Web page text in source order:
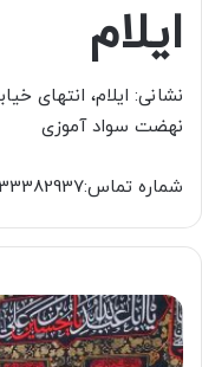
ایلام
نشانی: ایلام، انتهای
نهضت سواد آموزی
شماره تماس:08433382937